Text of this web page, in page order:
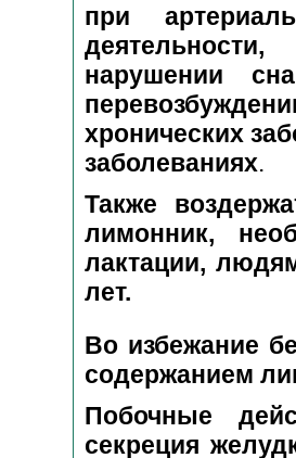
при
нарушении
хронических
заболеваниях.
Также
лимонник,
лактации,
лет.
Во избежание
содержанием
Побочные
секреция